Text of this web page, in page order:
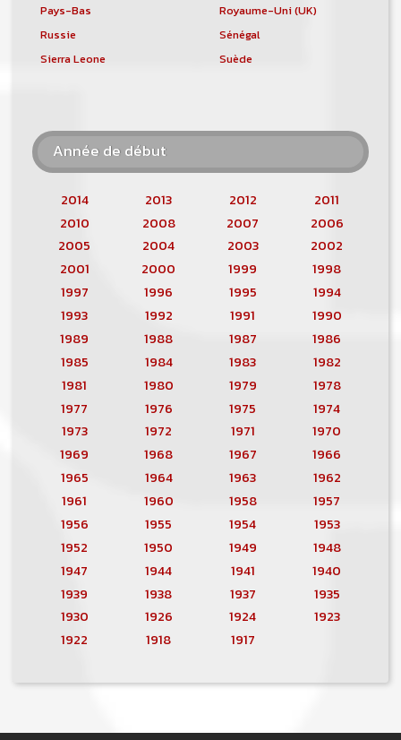
Pays-Bas
Royaume-Uni (UK)
Russie
Sénégal
Sierra Leone
Suède
Année de début
2014 2013 2012
2011
2010
2008 2007
2006
2005
2004 2003
2002
2001
2000 1999
1998
1997
1996 1995
1994
1993
1992 1991
1990
1989
1988 1987
1986
1985
1984 1983
1982
1981
1980 1979
1978
1977
1976 1975
1974
1973
1972 1971
1970
1969
1968 1967
1966
1965
1964 1963
1962
1961
1960 1958
1957
1956
1955 1954
1953
1952
1950 1949
1948
1947
1944 1941
1940
1939
1938 1937
1935
1930
1926 1924
1923
1922
1918 1917